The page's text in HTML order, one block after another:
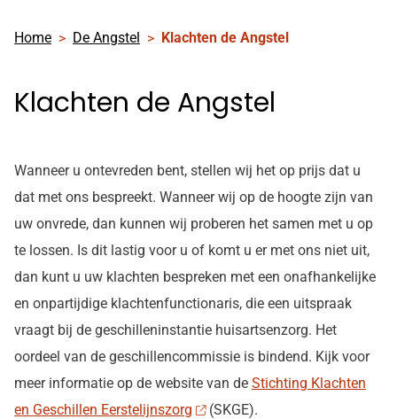
Home De Angstel Klachten de Angstel
Klachten de Angstel
Wanneer u ontevreden bent, stellen wij het op prijs dat u
dat met ons bespreekt. Wanneer wij op de hoogte zijn van
uw onvrede, dan kunnen wij proberen het samen met u op
te lossen. Is dit lastig voor u of komt u er met ons niet uit,
dan kunt u uw klachten bespreken met een onafhankelijke
en onpartijdige klachtenfunctionaris, die een uitspraak
vraagt bij de geschilleninstantie huisartsenzorg. Het
oordeel van de geschillencommissie is bindend. Kijk voor
meer informatie op de website van de Stichting Klachten
en Geschillen Eerstelijnszorg
(SKGE).